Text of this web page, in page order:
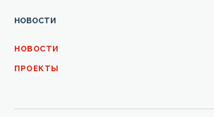
НОВОСТИ
НОВОСТИ
ПРОЕКТЫ